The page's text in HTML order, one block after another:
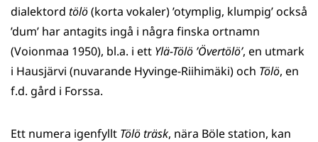
dialektord tölö(korta vokaler) ’otymplig, klumpig’ också
’dum’ har antagits ingå i några finska ortnamn
(Voionmaa 1950), bl.a. i ett Ylä-Tölö ’Övertölö’, en utmark
i Hausjärvi (nuvarande Hyvinge-Riihimäki) och Tölö, en
f.d. gård i Forssa.
Ett numera igenfyllt Tölö träsk, nära Böle station, kan